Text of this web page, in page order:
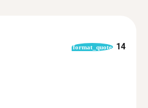
format_quote 14